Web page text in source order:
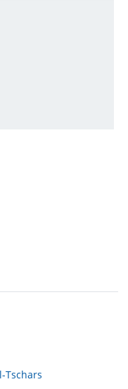
Tschars